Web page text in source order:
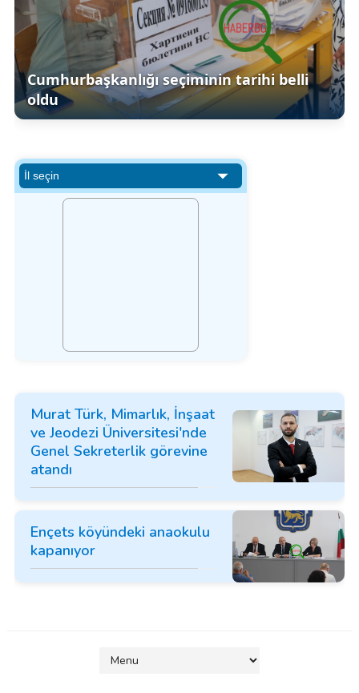
Cumhurbaşkanlığı seçiminin tarihi belli
oldu
Murat Türk, Mimarlık, İnşaat
ve Jeodezi Üniversitesi'nde
Genel Sekreterlik görevine
atandı
Ençets köyündeki anaokulu
kapanıyor